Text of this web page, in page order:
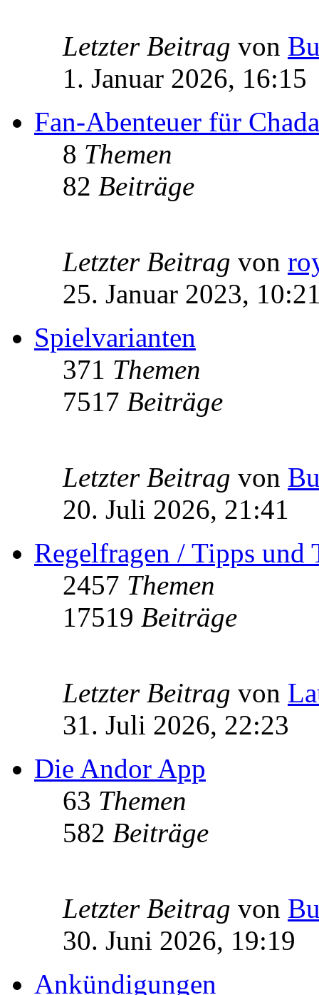
Letzter Beitrag von
1. Januar 2026, 16:15
Fan-Abenteuer für
8 Themen
82 Beiträge
Letzter Beitrag von
25. Januar 2023,
Spielvarianten
371 Themen
7517 Beiträge
Letzter Beitrag von
20. Juli 2026, 21:41
Regelfragen / Tipps und
2457 Themen
17519 Beiträge
Letzter Beitrag von
31. Juli 2026, 22:23
Die Andor App
63 Themen
582 Beiträge
Letzter Beitrag von
30. Juni 2026, 19:19
Ankündigungen